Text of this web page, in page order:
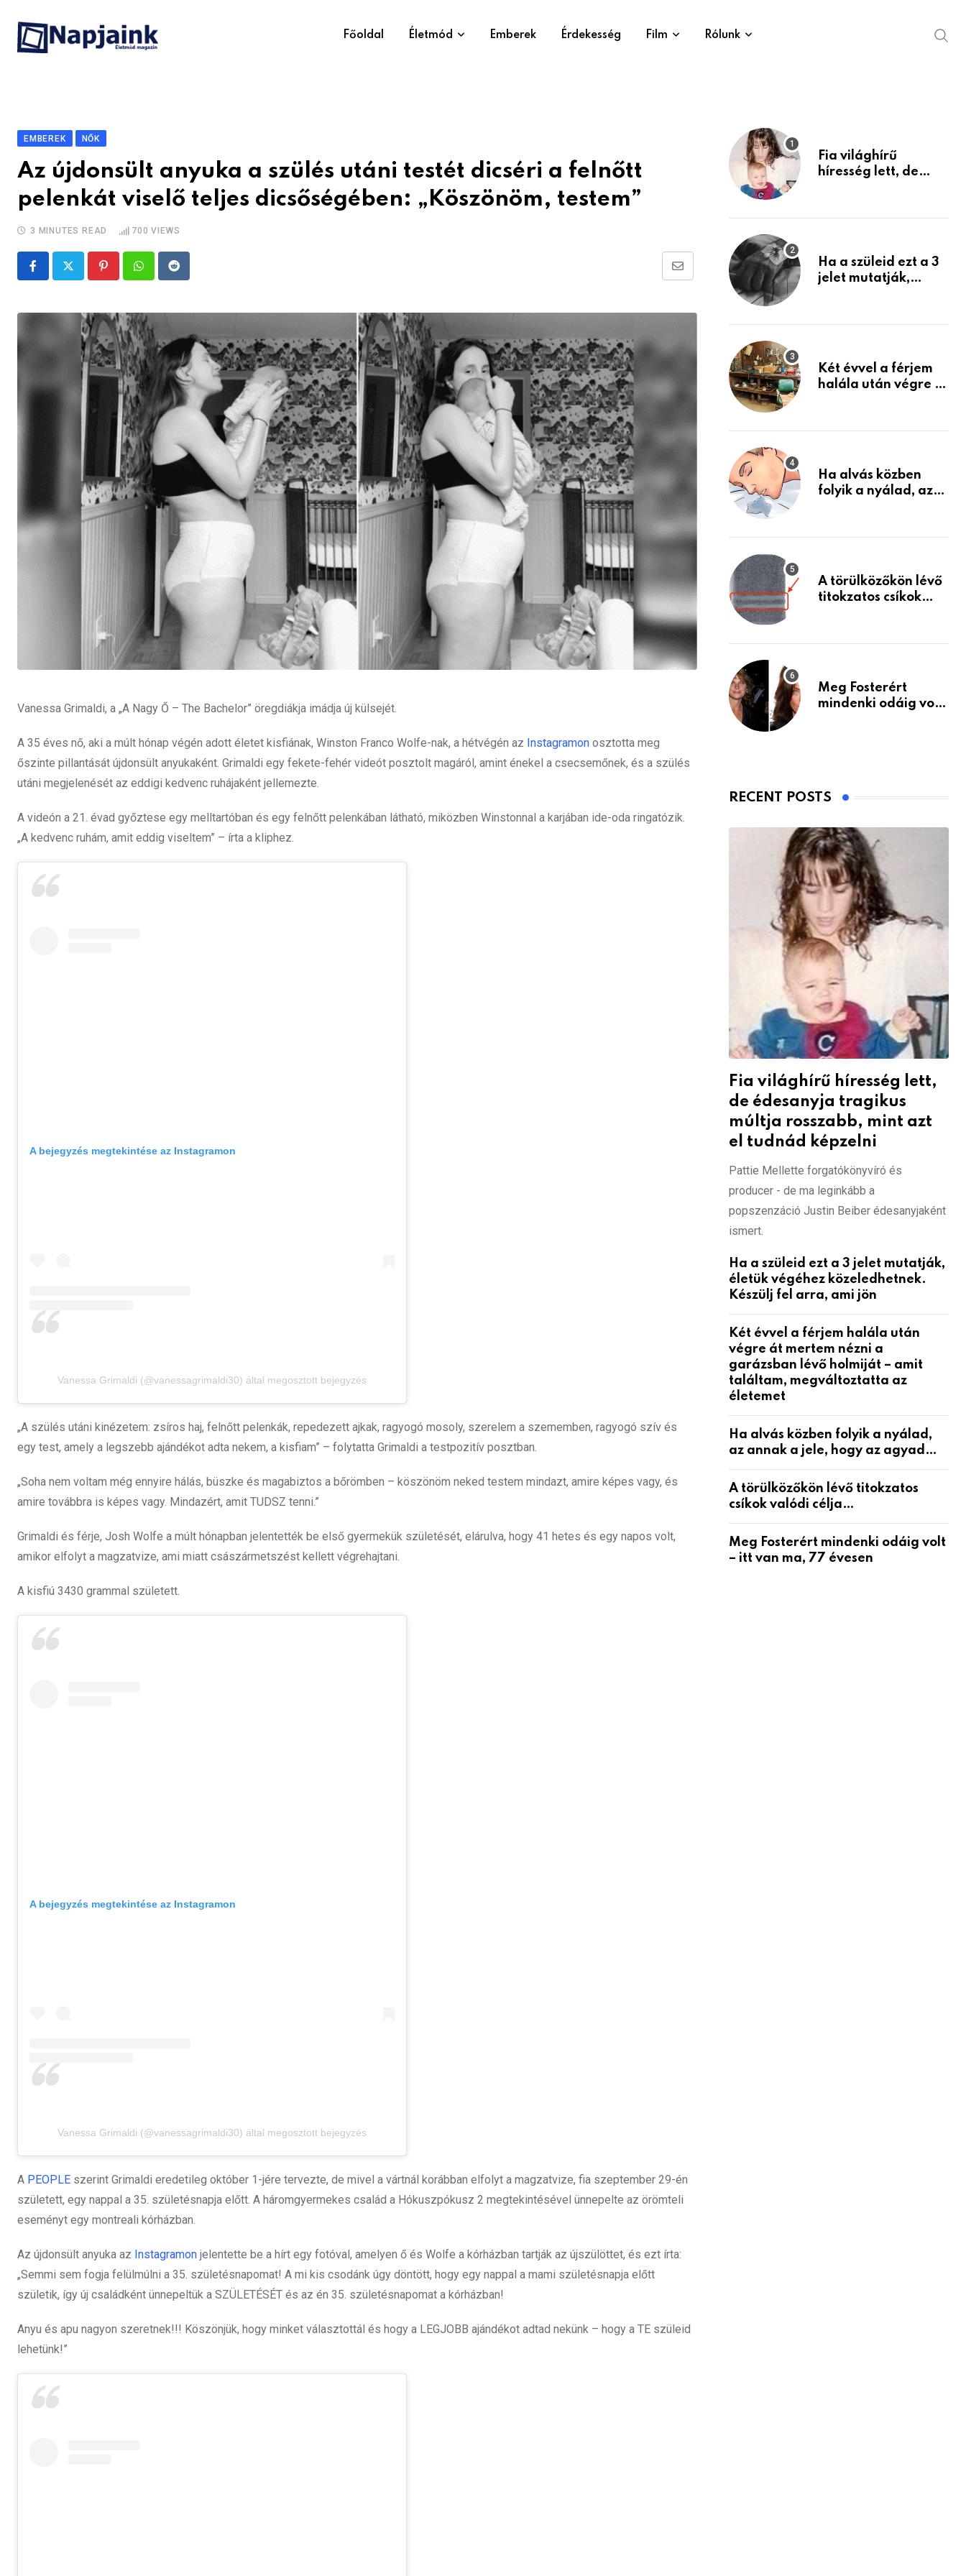
content
Főoldal Életmód Emberek Érdekesség Film Rólunk
EMBEREK NŐK
Az újdonsült anyuka a szülés utáni testét dicséri a felnőtt
pelenkát viselő teljes dicsőségében: „Köszönöm, testem”
3 MINUTES READ 700 VIEWS
PinterestWhatsappReddit
Share
Email
Vanessa Grimaldi, a „A Nagy Ő – The Bachelor” öregdiákja imádja új külsejét.
A 35 éves nő, aki a múlt hónap végén adott életet kisfiának, Winston Franco Wolfe-nak, a hétvégén az Instagramon osztotta meg
őszinte pillantását újdonsült anyukaként. Grimaldi egy fekete-fehér videót posztolt magáról, amint énekel a csecsemőnek, és a szülés
utáni megjelenését az eddigi kedvenc ruhájaként jellemezte.
A videón a 21. évad győztese egy melltartóban és egy felnőtt pelenkában látható, miközben Winstonnal a karjában ide-oda ringatózik.
„A kedvenc ruhám, amit eddig viseltem” – írta a kliphez.
A bejegyzés megtekintése az Instagramon
Vanessa Grimaldi (@vanessagrimaldi30) által megosztott bejegyzés
„A szülés utáni kinézetem: zsíros haj, felnőtt pelenkák, repedezett ajkak, ragyogó mosoly, szerelem a szememben, ragyogó szív és
egy test, amely a legszebb ajándékot adta nekem, a kisfiam” – folytatta Grimaldi a testpozitív posztban.
„Soha nem voltam még ennyire hálás, büszke és magabiztos a bőrömben – köszönöm neked testem mindazt, amire képes vagy, és
amire továbbra is képes vagy. Mindazért, amit TUDSZ tenni.”
Grimaldi és férje, Josh Wolfe a múlt hónapban jelentették be első gyermekük születését, elárulva, hogy 41 hetes és egy napos volt,
amikor elfolyt a magzatvize, ami miatt császármetszést kellett végrehajtani.
A kisfiú 3430 grammal született.
A bejegyzés megtekintése az Instagramon
Vanessa Grimaldi (@vanessagrimaldi30) által megosztott bejegyzés
A PEOPLE szerint Grimaldi eredetileg október 1-jére tervezte, de mivel a vártnál korábban elfolyt a magzatvize, fia szeptember 29-én
született, egy nappal a 35. születésnapja előtt. A háromgyermekes család a Hókuszpókusz 2 megtekintésével ünnepelte az örömteli
eseményt egy montreali kórházban.
Az újdonsült anyuka az Instagramon jelentette be a hírt egy fotóval, amelyen ő és Wolfe a kórházban tartják az újszülöttet, és ezt írta:
„Semmi sem fogja felülmúlni a 35. születésnapomat! A mi kis csodánk úgy döntött, hogy egy nappal a mami születésnapja előtt
születik, így új családként ünnepeltük a SZÜLETÉSÉT és az én 35. születésnapomat a kórházban!
Anyu és apu nagyon szeretnek!!! Köszönjük, hogy minket választottál és hogy a LEGJOBB ajándékot adtad nekünk – hogy a TE szüleid
lehetünk!”
Fia világhírű
híresség lett, de
mint azt el tudnád
Ha a szüleid ezt a 3
jelet mutatják,
Készülj fel arra, ami
Két évvel a férjem
halála után végre át
holmiját – amit
életemet
Ha alvás közben
folyik a nyálad, az
A törülközőkön lévő
titokzatos csíkok
Meg Fosterért
mindenki odáig volt
RECENT POSTS
Fia világhírű híresség lett,
de édesanyja tragikus
múltja rosszabb, mint azt
el tudnád képzelni
Pattie Mellette forgatókönyvíró és
producer - de ma leginkább a
popszenzáció Justin Beiber édesanyjaként
ismert.
Ha a szüleid ezt a 3 jelet mutatják,
életük végéhez közeledhetnek.
Készülj fel arra, ami jön
Két évvel a férjem halála után
végre át mertem nézni a
garázsban lévő holmiját – amit
találtam, megváltoztatta az
életemet
Ha alvás közben folyik a nyálad,
az annak a jele, hogy az agyad…
A törülközőkön lévő titokzatos
csíkok valódi célja…
Meg Fosterért mindenki odáig volt
– itt van ma, 77 évesen